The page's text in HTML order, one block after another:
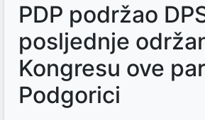
PDP podržao
posljednje
Kongresu ove
Podgorici